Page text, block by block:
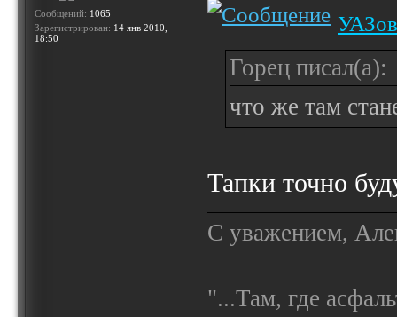
Сообщений: 1065
Зарегистрирован: 14 янв 2010,
18:50
Горец писал(а):
что же там
Тапки точно
С уважением,
"...Там, где